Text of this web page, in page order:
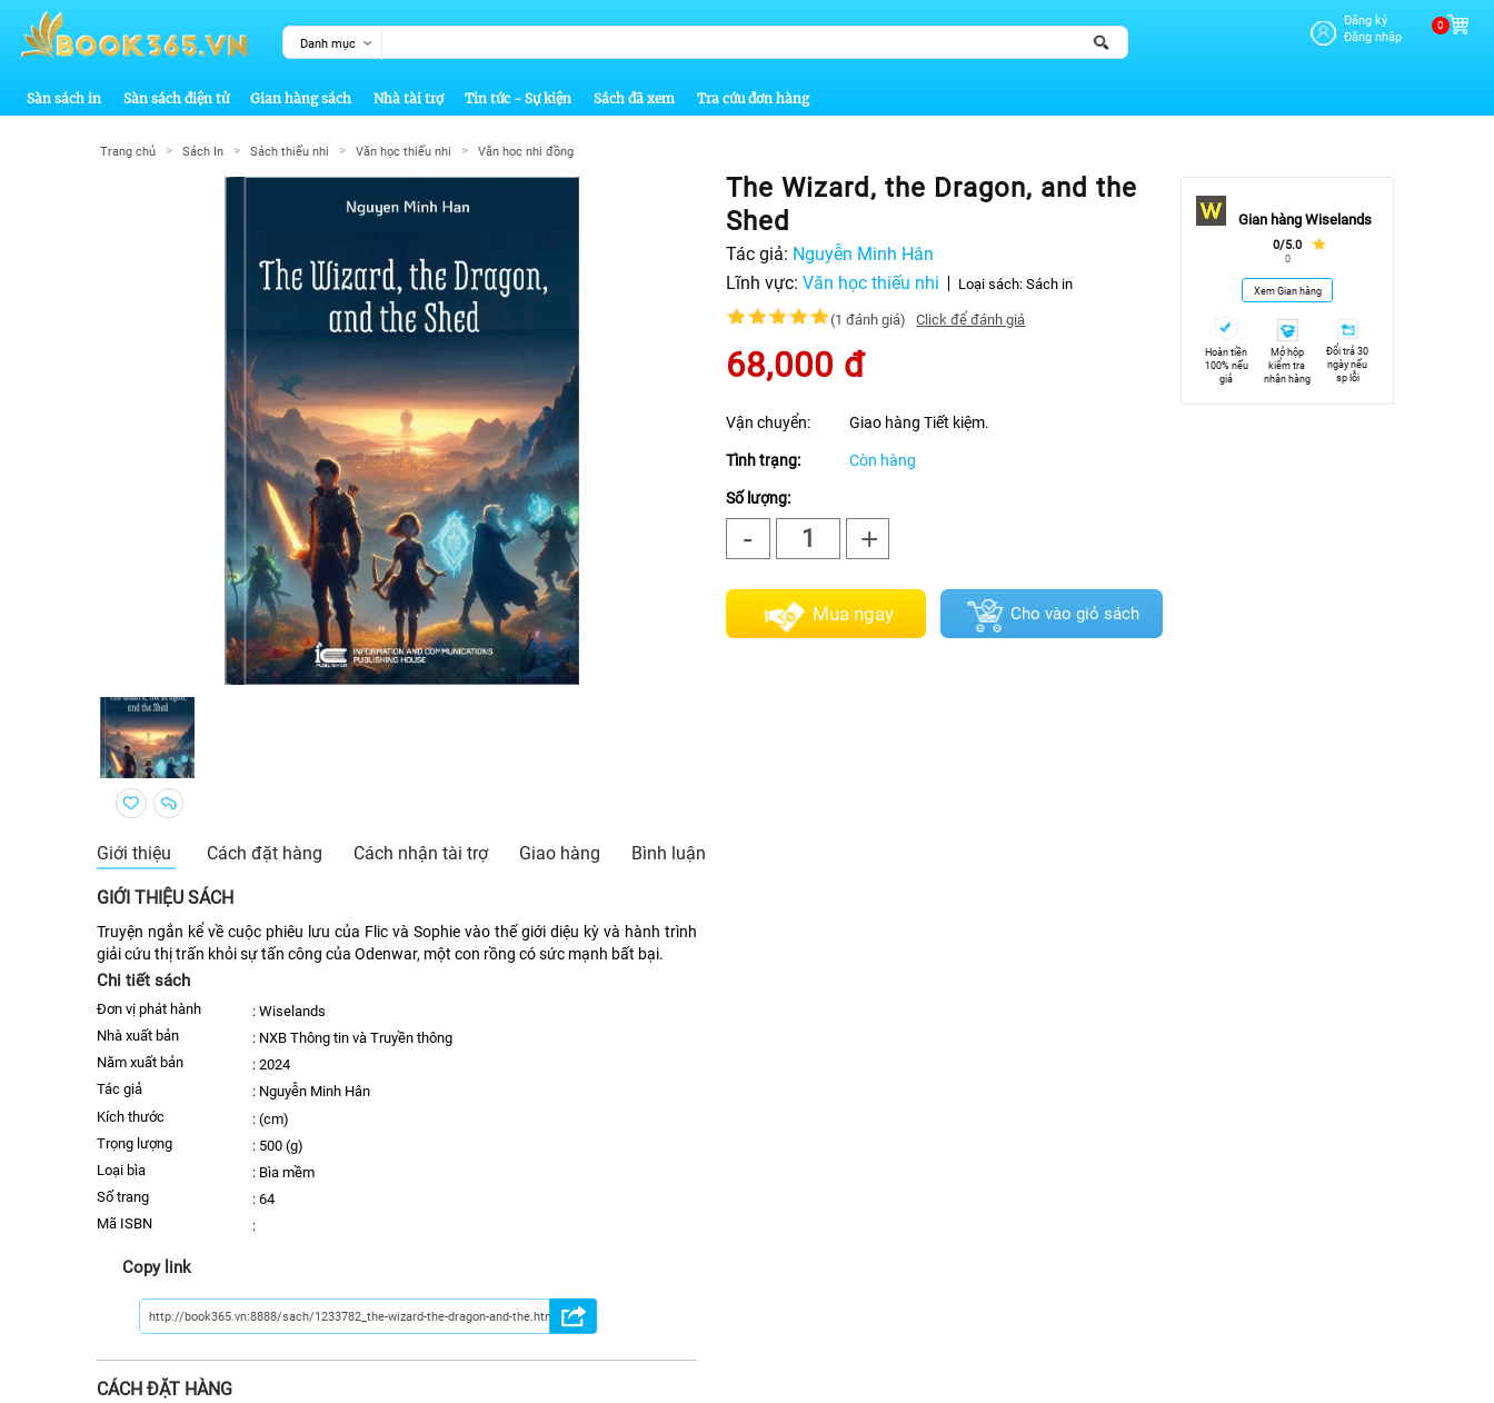
Danh mục
Đăng ký
Đăng nhập
0
Sàn sách in Sàn sách điện tử Gian hàng sách Nhà tài trợ Tin tức - Sự kiện Sách đã xem Tra cứu đơn hàng
Trang chủ > Sách In > Sách thiếu nhi > Văn học thiếu nhi > Văn học nhi đồng
The Wizard, the Dragon, and the
Shed
Tác giả: Nguyễn Minh Hân
Lĩnh vực:Văn học thiếu nhi Loại sách:Sách in
(1 đánh giá) Click để đánh giá
68,000 đ
Vận chuyển: Giao hàng Tiết kiệm.
Tình trạng: Còn hàng
Số lượng:
- 1 +
Mua ngay Cho vào giỏ sách
Gian hàng Wiselands
0/5.0
0
Xem Gian hàng
Hoàn tiền
100% nếu
giả
Mở hộp
kiểm tra
nhận hàng
Đổi trả 30
ngày nếu
sp lỗi
Giới thiệu Cách đặt hàng Cách nhận tài trợ Giao hàng Bình luận
GIỚI THIỆU SÁCH
Truyện ngắn kể về cuộc phiêu lưu của Flic và Sophie vào thế giới diệu kỳ và hành trình
giải cứu thị trấn khỏi sự tấn công của Odenwar, một con rồng có sức mạnh bất bại.
Chi tiết sách
Đơn vị phát hành : Wiselands
nhà xuất bản
: NXB Thông tin và Truyền thông
năm xuất bản
: 2024
Tác giả
: Nguyễn Minh Hân
kích thước
: (cm)
trọng lượng
: 500 (g)
Loại bìa
: Bìa mềm
số trang
: 64
Mã ISBN
:
Copy link
CÁCH ĐẶT HÀNG